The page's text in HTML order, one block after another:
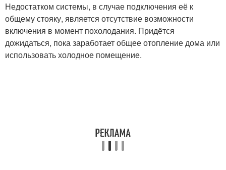
Недостатком системы, в случае подключения её к
общему стояку, является отсутствие возможности
включения в момент похолодания. Придётся
дожидаться, пока заработает общее отопление дома или
использовать холодное помещение.